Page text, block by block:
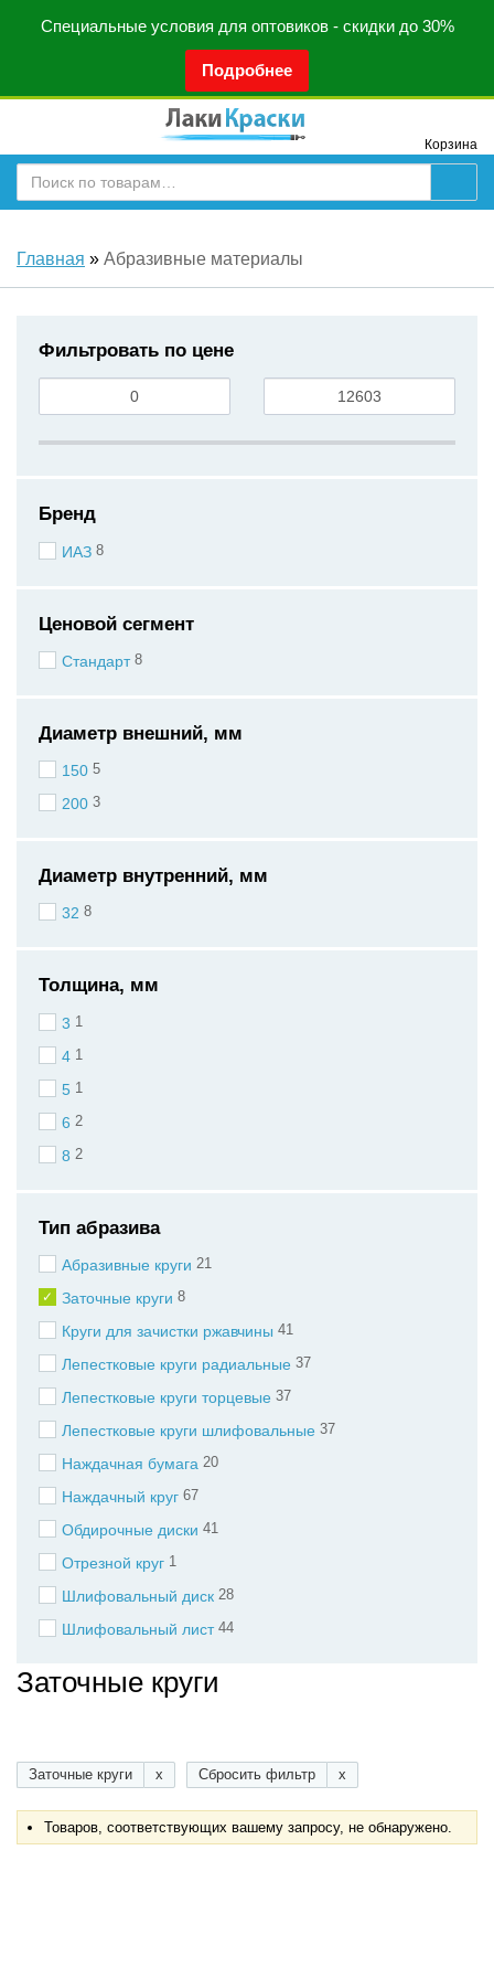
Специальные условия для оптовиков - скидки до 30%
Подробнее
Корзина
Главная » Абразивные материалы
Фильтровать по цене
Бренд
ИАЗ 8
Ценовой сегмент
Стандарт 8
Диаметр внешний, мм
150 5
200 3
Диаметр внутренний, мм
32 8
Толщина, мм
3 1
4 1
5 1
6 2
8 2
Тип абразива
Абразивные круги 21
Заточные круги 8
Круги для зачистки ржавчины 41
Лепестковые круги радиальные 37
Лепестковые круги торцевые 37
Лепестковые круги шлифовальные 37
Наждачная бумага 20
Наждачный круг 67
Обдирочные диски 41
Отрезной круг 1
Шлифовальный диск 28
Шлифовальный лист 44
Заточные круги
Заточные круги x Сбросить фильтр x
Товаров, соответствующих вашему запросу, не обнаружено.